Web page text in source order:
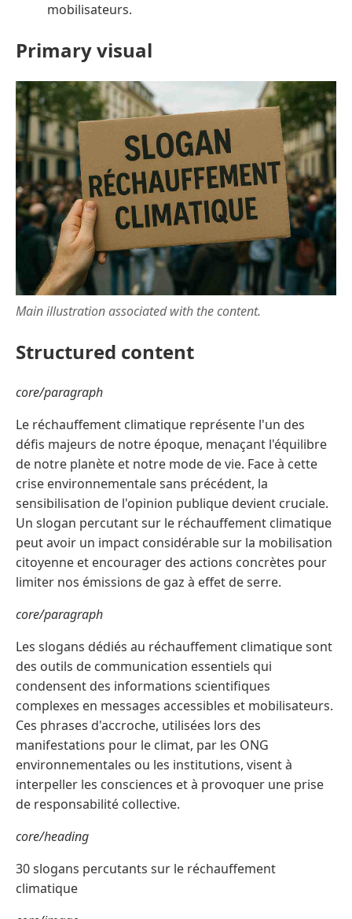
mobilisateurs.
Primary visual
Main illustration associated with the content.
Structured content
core/paragraph
Le réchauffement climatique représente l'un des
défis majeurs de notre époque, menaçant l'équilibre
de notre planète et notre mode de vie. Face à cette
crise environnementale sans précédent, la
sensibilisation de l'opinion publique devient cruciale.
Un slogan percutant sur le réchauffement climatique
peut avoir un impact considérable sur la mobilisation
citoyenne et encourager des actions concrètes pour
limiter nos émissions de gaz à effet de serre.
core/paragraph
Les slogans dédiés au réchauffement climatique sont
des outils de communication essentiels qui
condensent des informations scientifiques
complexes en messages accessibles et mobilisateurs.
Ces phrases d'accroche, utilisées lors des
manifestations pour le climat, par les ONG
environnementales ou les institutions, visent à
interpeller les consciences et à provoquer une prise
de responsabilité collective.
core/heading
30 slogans percutants sur le réchauffement
climatique